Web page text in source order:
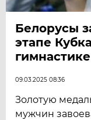
Белорусы
этапе
гимнастике
09.03.2025 08:36
Золотую
мужчин